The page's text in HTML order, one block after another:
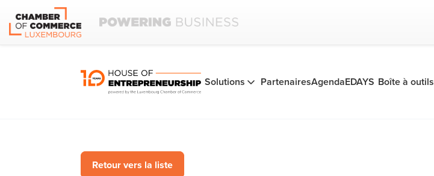
Solutions PartenairesAgendaEDAYS Boîte à outils
Retour vers la liste